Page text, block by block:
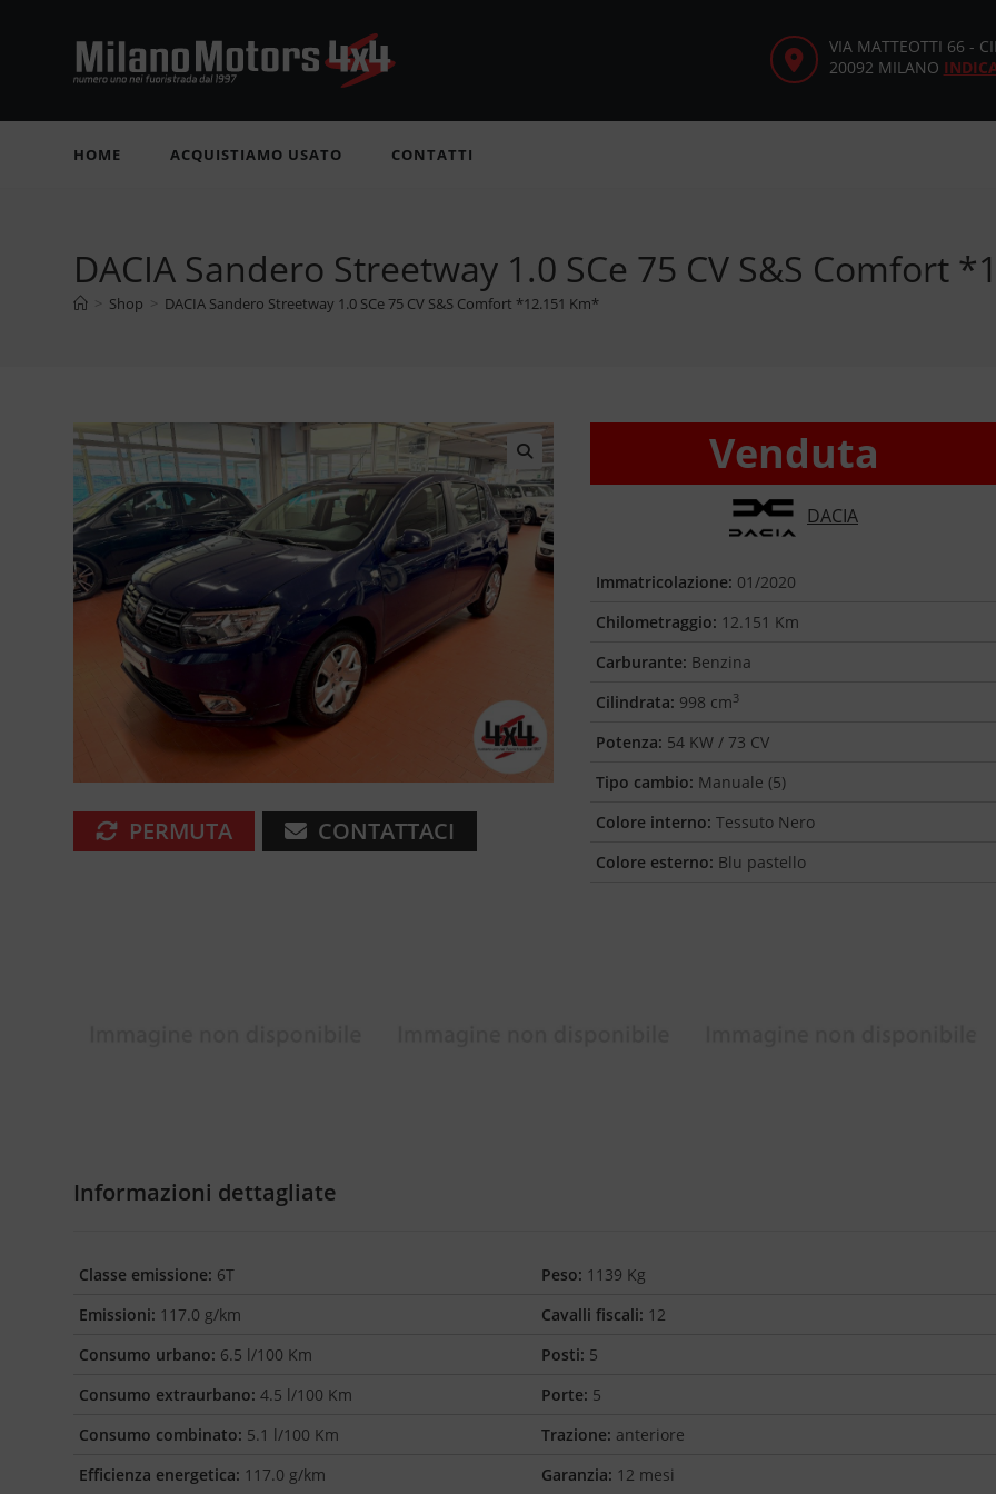
VIA MATTEOTTI 66 -
20092 MILANO
HOME ACQUISTIAMO USATO CONTATTI
DACIA Sandero Streetway 1.0 SCe 75 CV S&S Comfort
> Shop > DACIA Sandero Streetway 1.0 SCe 75 CV S&S Comfort *12.151 Km*
🔍
PERMUTA CONTATTACI
Venduta
DACIA
Immatricolazione: 01/2020
Chilometraggio: 12.151 Km
Carburante: Benzina
Cilindrata: 998 cm3
Potenza: 54 KW / 73 CV
Tipo cambio: Manuale (5)
Colore interno: Tessuto Nero
Colore esterno: Blu pastello
Informazioni dettagliate
Classe emissione: 6T
Emissioni: 117.0 g/km
Consumo urbano: 6.5 l/100 Km
Consumo extraurbano: 4.5 l/100 Km
Consumo combinato: 5.1 l/100 Km
Efficienza energetica: 117.0 g/km
Peso: 1139 Kg
Cavalli fiscali: 12
Posti: 5
Porte: 5
Trazione: anteriore
Garanzia: 12 mesi